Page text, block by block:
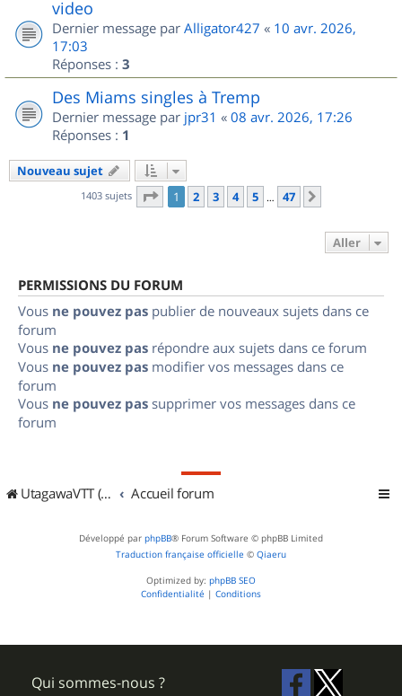
video
Dernier message par Alligator427 « 10 avr. 2026,
17:03
Réponses : 3
Des Miams singles à Tremp
Dernier message par jpr31 « 08 avr. 2026, 17:26
Réponses : 1
Nouveau sujet
1403 sujets Page 1sur
1 2 3 4 5 … 47
Aller
PERMISSIONS DU FORUM
Vous ne pouvez pas publier de nouveaux sujets dans ce
forum
Vous ne pouvez pas répondre aux sujets dans ce forum
Vous ne pouvez pas modifier vos messages dans ce
forum
Vous ne pouvez pas supprimer vos messages dans ce
forum
UtagawaVTT (Randos VTT et VTTAE avec traces GPS) Accueil forum
Développé par phpBB® Forum Software © phpBB Limited
Traduction française officielle © Qiaeru
Optimized by: phpBB SEO
Confidentialité | Conditions
Qui sommes-nous ?